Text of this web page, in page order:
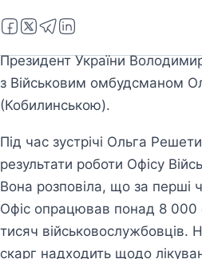
Президент України
з Військовим омбудсманом
(Кобилинською).
Під час зустрічі Ольга
результати роботи Офісу
Вона розповіла, що за перші
Офіс опрацював понад 8 000
тисяч військовослужбовців.
скарг надходить щодо